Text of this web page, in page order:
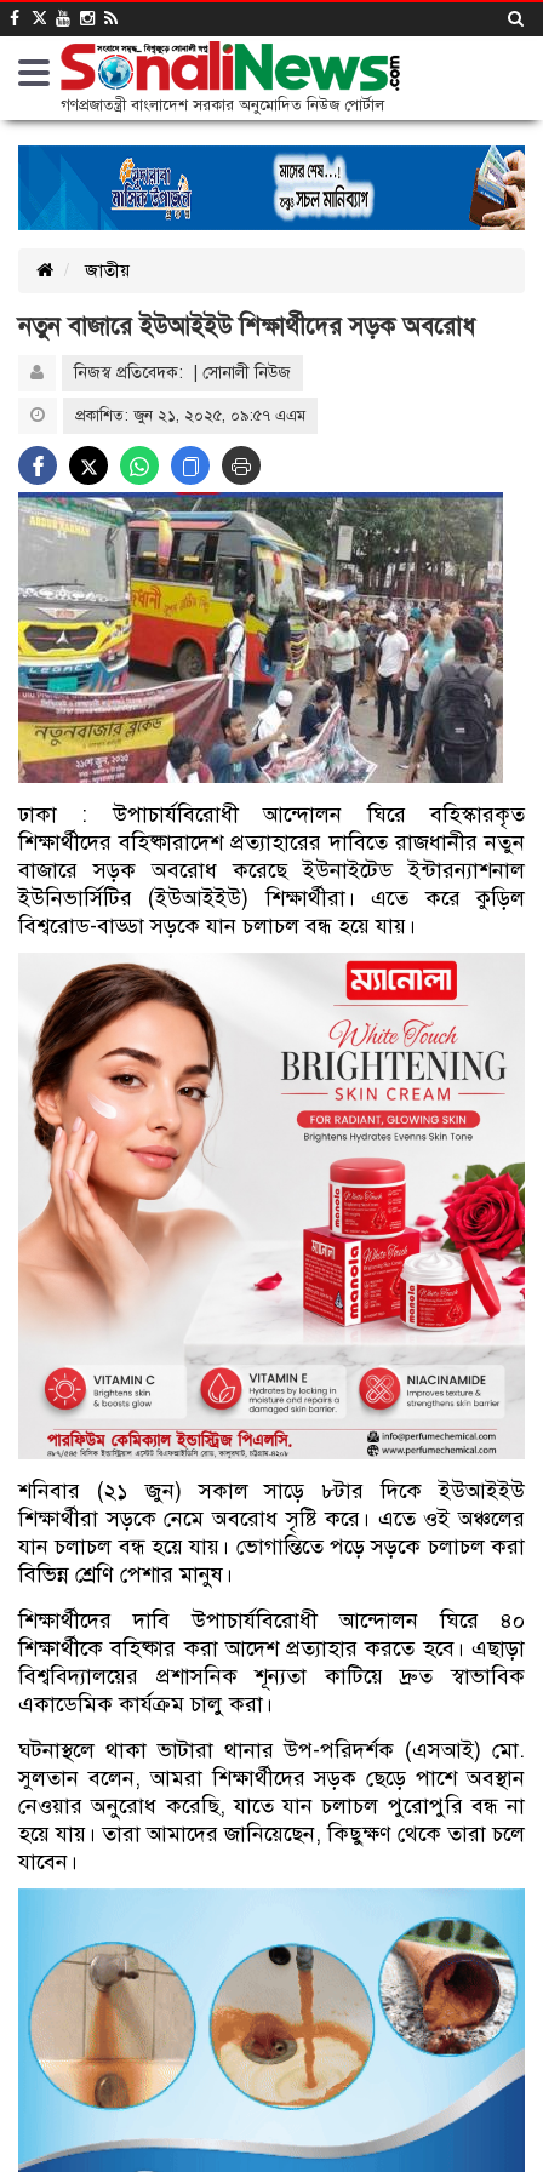
গণপ্রজাতন্ত্রী বাংলাদেশ সরকার অনুমোদিত নিউজ পোর্টাল
জাতীয়
নতুন বাজারে ইউআইইউ শিক্ষার্থীদের সড়ক অবরোধ
নিজস্ব প্রতিবেদক: | সোনালী নিউজ
প্রকাশিত: জুন ২১, ২০২৫, ০৯:৫৭ এএম
ঢাকা : উপাচার্যবিরোধী আন্দোলন ঘিরে বহিস্কারকৃত
শিক্ষার্থীদের বহিষ্কারাদেশ প্রত্যাহারের দাবিতে রাজধানীর নতুন
বাজারে সড়ক অবরোধ করেছে ইউনাইটেড ইন্টারন্যাশনাল
ইউনিভার্সিটির (ইউআইইউ) শিক্ষার্থীরা। এতে করে কুড়িল
বিশ্বরোড-বাড্ডা সড়কে যান চলাচল বন্ধ হয়ে যায়।
শনিবার (২১ জুন) সকাল সাড়ে ৮টার দিকে ইউআইইউ
শিক্ষার্থীরা সড়কে নেমে অবরোধ সৃষ্টি করে। এতে ওই অঞ্চলের
যান চলাচল বন্ধ হয়ে যায়। ভোগান্তিতে পড়ে সড়কে চলাচল করা
বিভিন্ন শ্রেণি পেশার মানুষ।
শিক্ষার্থীদের দাবি উপাচার্যবিরোধী আন্দোলন ঘিরে ৪০
শিক্ষার্থীকে বহিষ্কার করা আদেশ প্রত্যাহার করতে হবে। এছাড়া
বিশ্ববিদ্যালয়ের প্রশাসনিক শূন্যতা কাটিয়ে দ্রুত স্বাভাবিক
একাডেমিক কার্যক্রম চালু করা।
ঘটনাস্থলে থাকা ভাটারা থানার উপ-পরিদর্শক (এসআই) মো.
সুলতান বলেন, আমরা শিক্ষার্থীদের সড়ক ছেড়ে পাশে অবস্থান
নেওয়ার অনুরোধ করেছি, যাতে যান চলাচল পুরোপুরি বন্ধ না
হয়ে যায়। তারা আমাদের জানিয়েছেন, কিছুক্ষণ থেকে তারা চলে
যাবেন।